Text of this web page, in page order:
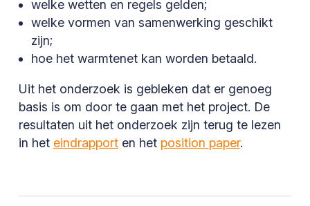
welke wetten en regels gelden;
welke vormen van samenwerking geschikt
zijn;
hoe het warmtenet kan worden betaald.
Uit het onderzoek is gebleken dat er genoeg
basis is om door te gaan met het project. De
resultaten uit het onderzoek zijn terug te lezen
in het eindrapporten het position paper.